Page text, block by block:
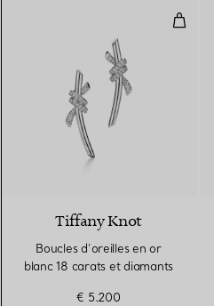
Tiffany Knot
Boucles d’oreilles en or
blanc 18 carats et diamants
€ 5.200